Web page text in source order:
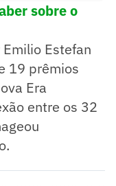
sobre o
Estefan
19 prêmios
Era
entre os 32